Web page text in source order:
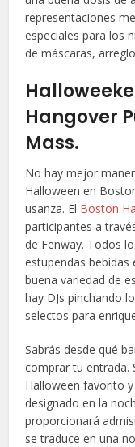
representaciones
especiales para los
de máscaras,
Hangover
Mass.
No hay mejor
Halloween en
usanza. El Boston
participantes a
de Fenway. Todos
estupendas bebidas
buena variedad de
hay DJs pinchando
selectos para
Sabrás desde qué
comprar tu entrada.
Halloween favorito
designado en la
proporcionará
se traduce en una